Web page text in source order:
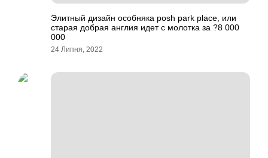
Элитный дизайн особняка posh park place, или
старая добрая англия идет с молотка за ?8 000
000
24 Липня, 2022